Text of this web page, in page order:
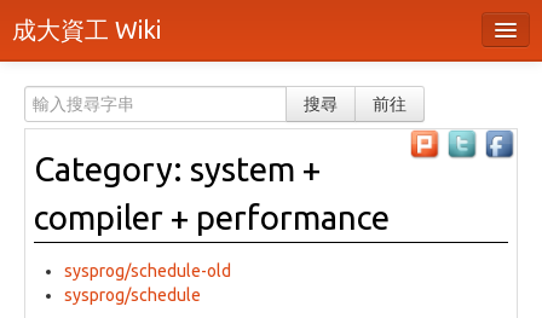
成大資工 Wiki
分類
隨機頁面
最近活動
上傳檔案
搜尋 前往
Category: system +
compiler + performance
sysprog/schedule-old
sysprog/schedule